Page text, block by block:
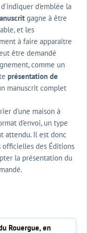
d'emblée la
gagne à être
et les
à faire apparaître
être demandé
comme un
présentation de
manuscrit complet
d'une maison à
d'envoi, un type
attendu. Il est donc
officielles des Éditions
la présentation du
Rouergue, en